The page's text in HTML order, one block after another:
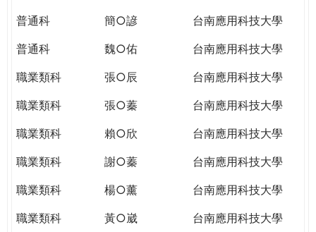
普通科
簡○諺
台南應用科技大學
普通科
魏○佑
台南應用科技大學
職業類科
張○辰
台南應用科技大學
職業類科
張○蓁
台南應用科技大學
職業類科
賴○欣
台南應用科技大學
職業類科
謝○蓁
台南應用科技大學
職業類科
楊○薰
台南應用科技大學
職業類科
黃○崴
台南應用科技大學